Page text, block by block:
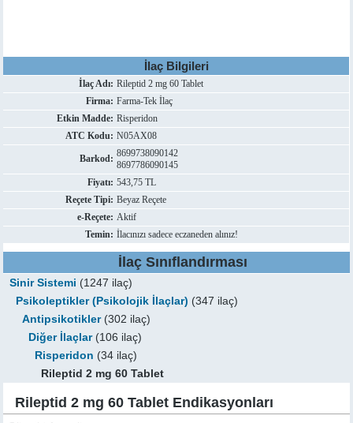
İlaç Bilgileri
İlaç Adı: Rileptid 2 mg 60 Tablet
Firma: Farma-Tek İlaç
Etkin Madde: Risperidon
ATC Kodu: N05AX08
Barkod: 8699738090142
8697786090145
Fiyatı: 543,75 TL
Reçete Tipi: Beyaz Reçete
e-Reçete: Aktif
Temin: İlacınızı sadece eczaneden alınız!
İlaç Sınıflandırması
Sinir Sistemi (1247 ilaç)
Psikoleptikler (Psikolojik İlaçlar) (347 ilaç)
Antipsikotikler(302 ilaç)
Diğer İlaçlar(106 ilaç)
Risperidon (34 ilaç)
Rileptid 2 mg 60 Tablet
Rileptid 2 mg 60 Tablet Endikasyonları